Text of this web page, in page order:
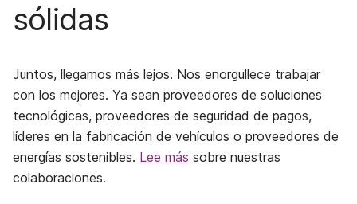
sólidas
Juntos, llegamos más lejos. Nos enorgullece trabajar
con los mejores. Ya sean proveedores de soluciones
tecnológicas, proveedores de seguridad de pagos,
líderes en la fabricación de vehículos o proveedores de
energías sostenibles. Lee más sobre nuestras
colaboraciones.